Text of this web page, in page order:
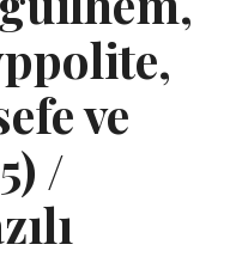
ve
/